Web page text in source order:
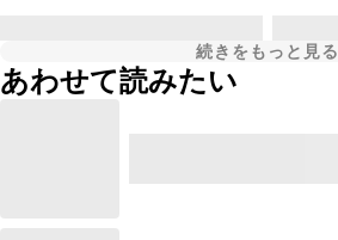
続きをもっと見る
あわせて読みたい